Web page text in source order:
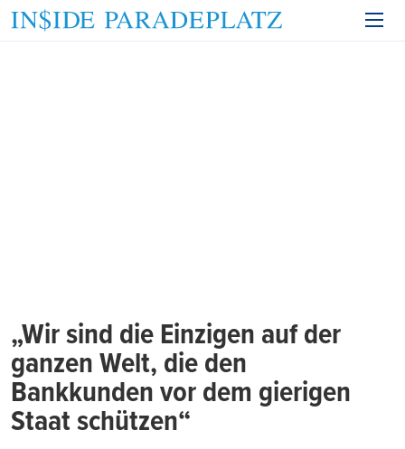
„Wir sind die Einzigen auf der
ganzen Welt, die den
Bankkunden vor dem gierigen
Staat schützen“